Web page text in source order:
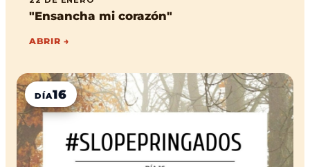
"Ensancha mi corazón"
ABRIR →
DÍA16